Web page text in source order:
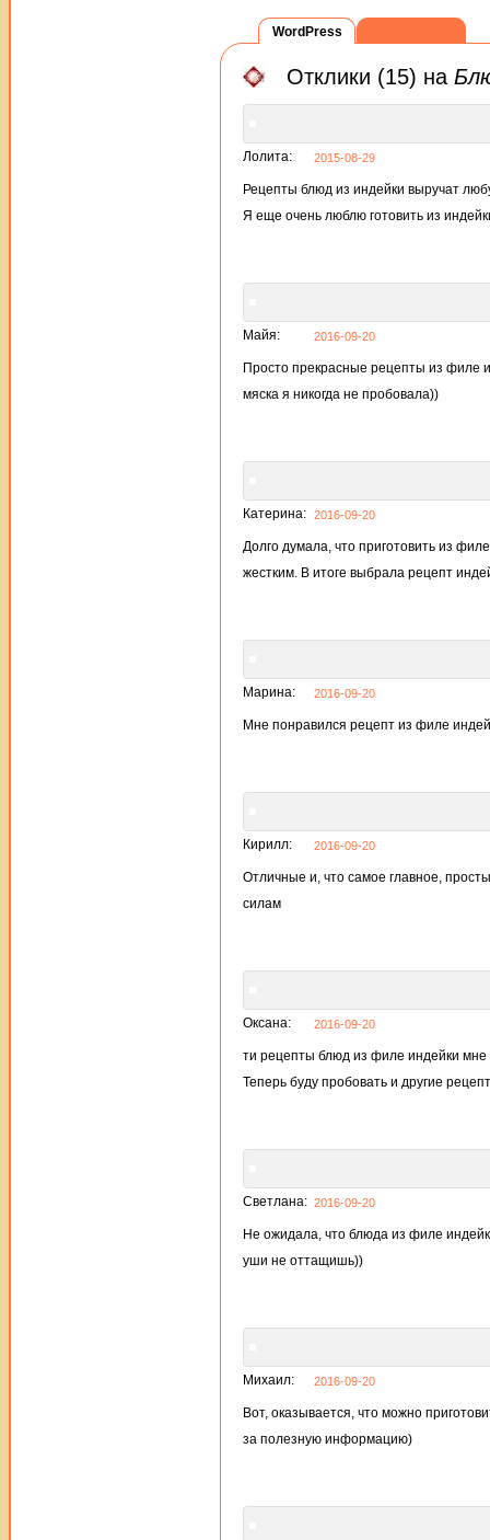
WordPress
Отклики (15) на
Лолита: 2015-08-29
Рецепты блюд из индейки выручат
Я еще очень люблю готовить из
Майя: 2016-09-20
Просто прекрасные рецепты из филе
мяска я никогда не пробовала))
Катерина: 2016-09-20
Долго думала, что приготовить из
жестким. В итоге выбрала рецепт
Марина: 2016-09-20
Мне понравился рецепт из филе
Кирилл: 2016-09-20
Отличные и, что самое главное,
силам
Оксана: 2016-09-20
ти рецепты блюд из филе индейки мне
Теперь буду пробовать и другие
Светлана: 2016-09-20
Не ожидала, что блюда из филе
уши не оттащишь))
Михаил: 2016-09-20
Вот, оказывается, что можно
за полезную информацию)